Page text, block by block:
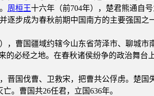
周桓王十六年（前704年），楚君熊通自
步成为春秋前期中国南方的主要强国之
，曹国疆域约辖今山东省菏泽市、聊城
的必经之地。在春秋诸侯纷争的政治舞
国伐曹、卫救宋，把曹共公俘虏。楚
。曹国共26任君，立国636年。